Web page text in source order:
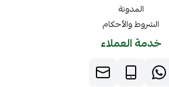
المدونة
الشروط والأحكام
خدمة العملاء